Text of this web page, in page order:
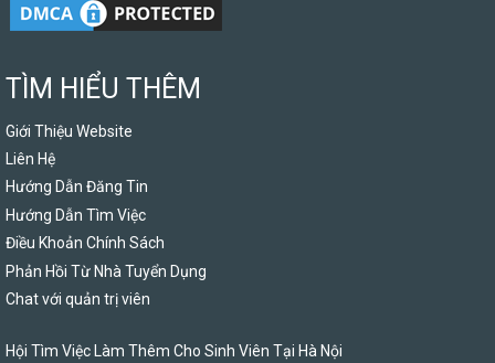
TÌM HIỂU THÊM
Giới Thiệu Website
Liên Hệ
Hướng Dẫn Đăng Tin
Hướng Dẫn Tìm Việc
Điều Khoản Chính Sách
Phản Hồi Từ Nhà Tuyển Dụng
Chat với quản trị viên
Hội Tìm Việc Làm Thêm Cho Sinh Viên Tại Hà Nội